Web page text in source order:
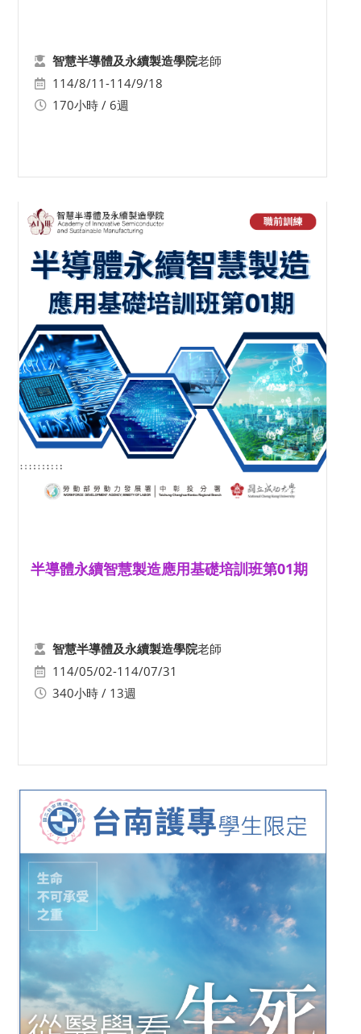
智慧半導體及永續製造學院老師
114/8/11-114/9/18
170小時 / 6週
半導體永續智慧製造應用基礎培訓班第01期
智慧半導體及永續製造學院老師
114/05/02-114/07/31
340小時 / 13週